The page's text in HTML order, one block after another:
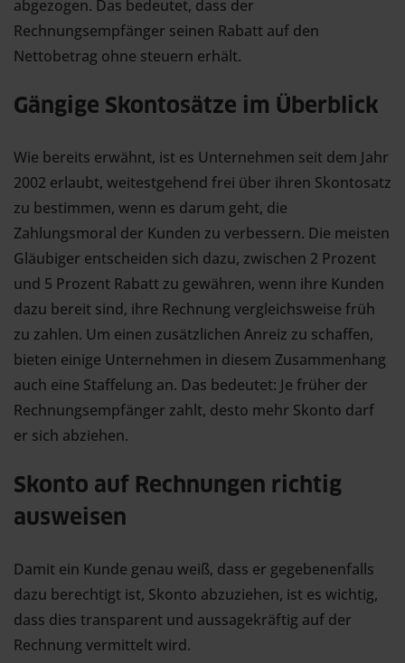
abgezogen. Das bedeutet, dass der
Rechnungsempfänger seinen Rabatt auf den
Nettobetrag ohne steuern erhält.
Gängige Skontosätze im Überblick
Wie bereits erwähnt, ist es Unternehmen seit dem Jahr
2002 erlaubt, weitestgehend frei über ihren Skontosatz
zu bestimmen, wenn es darum geht, die
Zahlungsmoral der Kunden zu verbessern. Die meisten
Gläubiger entscheiden sich dazu, zwischen 2 Prozent
und 5 Prozent Rabatt zu gewähren, wenn ihre Kunden
dazu bereit sind, ihre Rechnung vergleichsweise früh
zu zahlen. Um einen zusätzlichen Anreiz zu schaffen,
bieten einige Unternehmen in diesem Zusammenhang
auch eine Staffelung an. Das bedeutet: Je früher der
Rechnungsempfänger zahlt, desto mehr Skonto darf
er sich abziehen.
Skonto auf Rechnungen richtig
ausweisen
Damit ein Kunde genau weiß, dass er gegebenenfalls
dazu berechtigt ist, Skonto abzuziehen, ist es wichtig,
dass dies transparent und aussagekräftig auf der
Rechnung vermittelt wird.